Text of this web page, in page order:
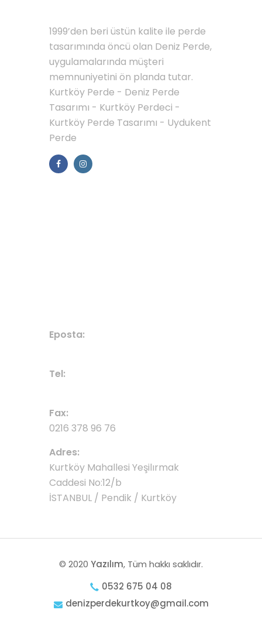
1999’den beri üstün kalite ile perde
tasarımında öncü olan Deniz Perde,
uygulamalarında müşteri
memnuniyetini ön planda tutar.
Kurtköy Perde - Deniz Perde
Tasarımı - Kurtköy Perdeci -
Kurtköy Perde Tasarımı - Uydukent
Perde
Eposta:
Tel:
Fax:
0216 378 96 76
Adres:
Kurtköy Mahallesi Yeşilırmak
Caddesi No:12/b
İSTANBUL / Pendik / Kurtköy
© 2020 Yazılım, Tüm hakkı saklıdır.
0532 675 04 08
denizperdekurtkoy@gmail.com